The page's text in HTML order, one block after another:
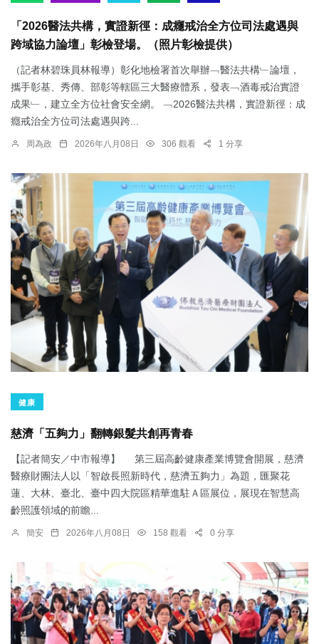
「2026醫法共構，實證新徑：成癮戒治全方位司法處遇與
跨域協力論壇」彰檢登場。（照片彰檢提供）
（記者林碧珠員林報導）彰化地檢署首次舉辦﹁醫法共構﹂論壇，
攜手彰基、秀傳、部彰等轄區三大醫療體系，發表﹁酒毒戒治實證
成果﹂，建立全方位社會安全網。 ﹁2026醫法共構，實證新徑：成
癮戒治全方位司法處遇與跨...
周為政 2026年八月08日 306 觀看 1 分享
健康
慈濟「五夠力」翻轉銀髮共創再青春
【記者簡安／中市報導】 第三屆高齡健康產業博覽會開展，慈濟
醫療財團法人以「智啟長照新時代，慈濟五夠力」為題，匯聚花
蓮、大林、臺北、臺中四大院區精華進駐Ａ區展位，展現在智慧高
齡照護領域的前瞻...
簡安 2026年八月08日 158 觀看 0 分享